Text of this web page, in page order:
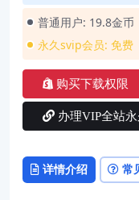
普通用户: 19.8金币
永久svip会员: 免费
购买下载权限
办理VIP全站
详情介绍 常